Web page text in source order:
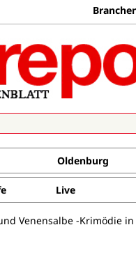
Oldenburg
Live
Venensalbe -Krimödie